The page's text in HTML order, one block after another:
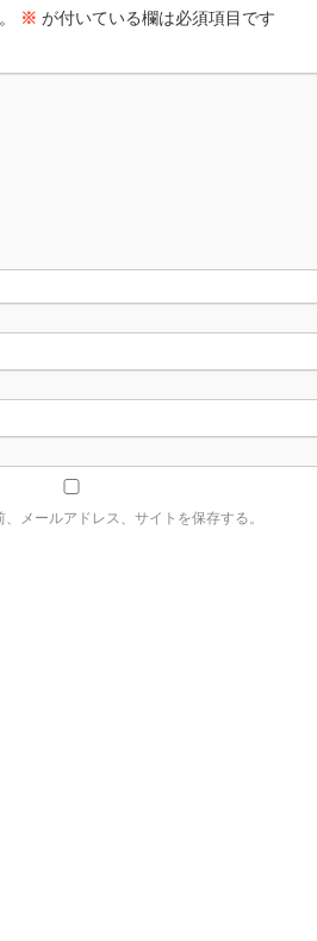
※ が付いている欄は必須項目です
メールアドレス、サイトを保存する。